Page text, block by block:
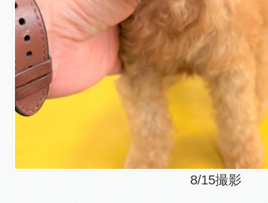
8/15撮影